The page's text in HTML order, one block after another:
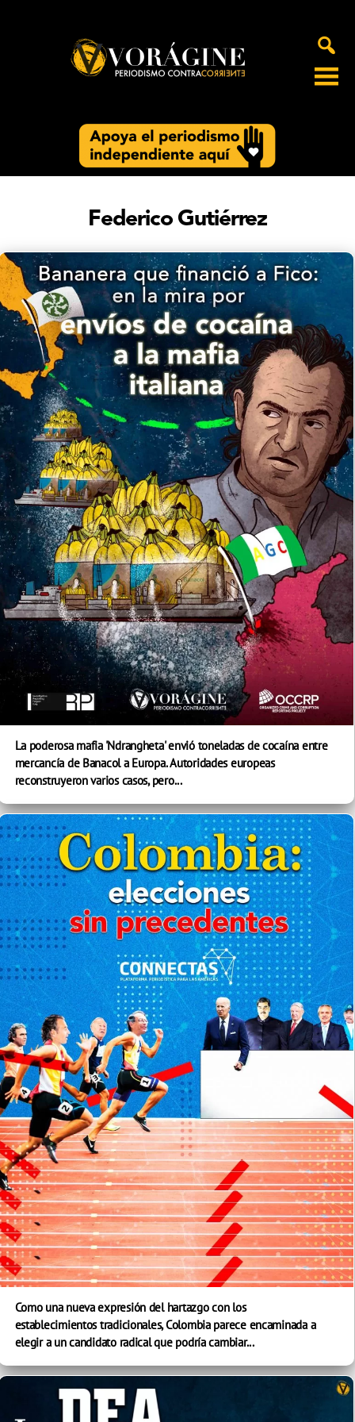
Federico Gutiérrez
La poderosa mafia 'Ndrangheta' envió toneladas de cocaína entre
mercancía de Banacol a Europa. Autoridades europeas
reconstruyeron varios casos, pero...
Como una nueva expresión del hartazgo con los
establecimientos tradicionales, Colombia parece encaminada a
elegir a un candidato radical que podría cambiar...